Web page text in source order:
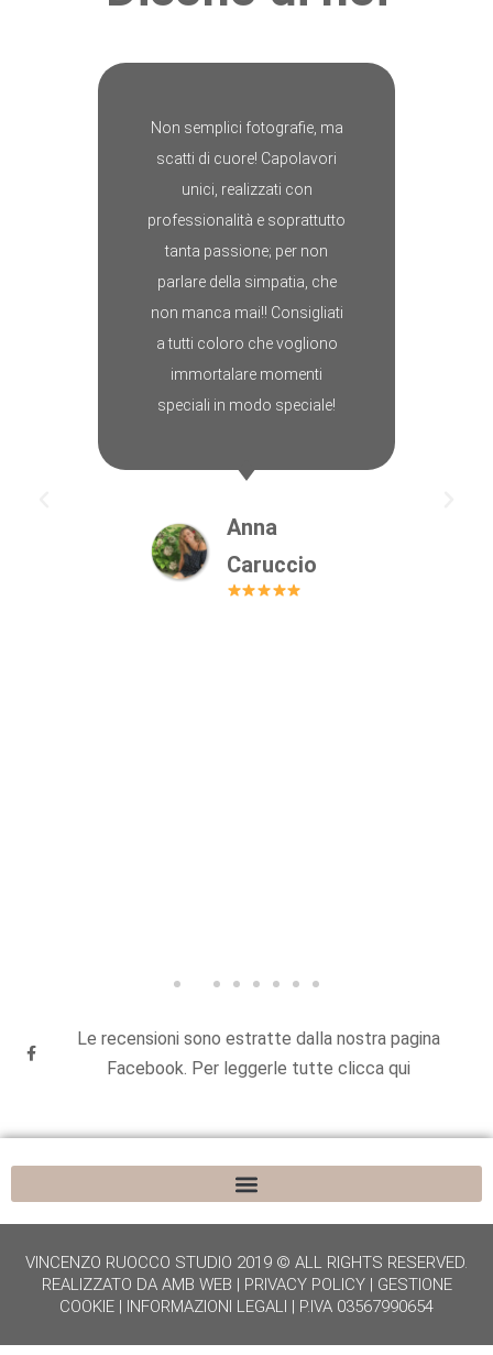
Non semplici fotografie, ma
scatti di cuore! Capolavori
unici, realizzati con
professionalità e soprattutto
tanta passione; per non
parlare della simpatia, che
non manca mai!! Consigliati
a tutti coloro che vogliono
immortalare momenti
speciali in modo speciale!
Anna
Caruccio
Le recensioni sono estratte dalla nostra pagina
Facebook. Per leggerle tutte clicca qui
VINCENZO RUOCCO STUDIO 2019 © ALL RIGHTS RESERVED.
REALIZZATO DA AMB WEB PRIVACY POLICY| GESTIONE
COOKIE
INFORMAZIONI LEGALI | P.IVA 03567990654